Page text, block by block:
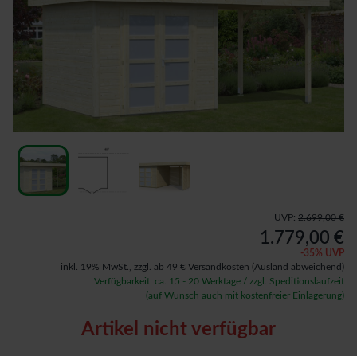
UVP: 2.699,00 €
1.779,00 €
-35% UVP
inkl. 19% MwSt., zzgl. ab 49 € Versandkosten (Ausland abweichend)
Verfügbarkeit: ca. 15 - 20 Werktage / zzgl. Speditionslaufzeit
(auf Wunsch auch mit kostenfreier Einlagerung)
Artikel nicht verfügbar